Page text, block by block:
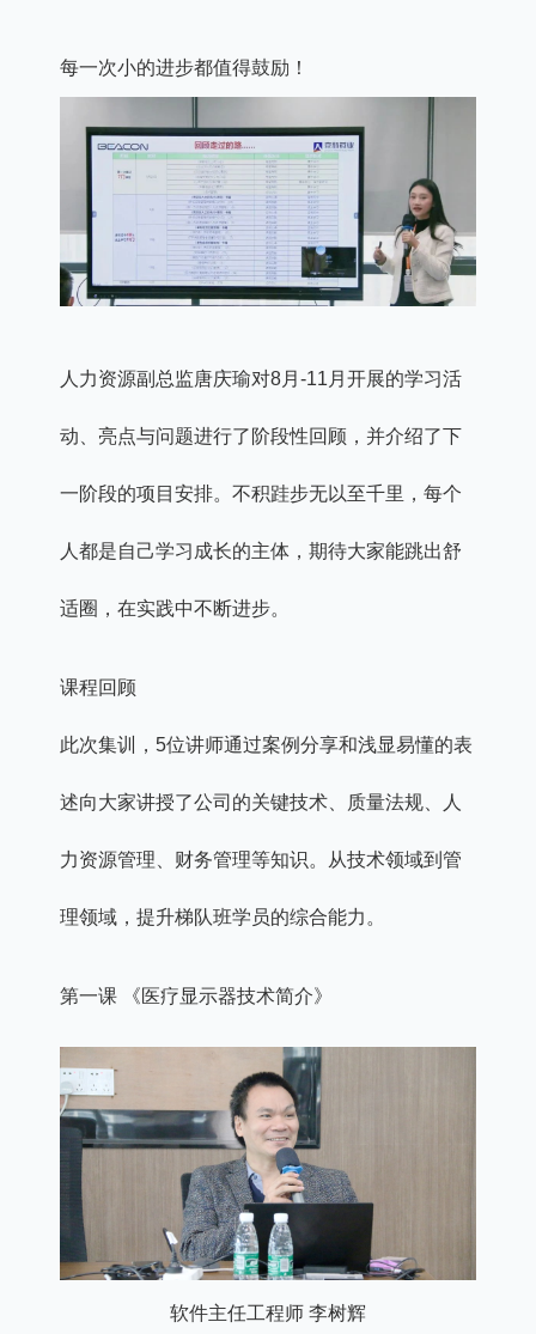
每一次小的进步都值得鼓励！
人力资源副总监唐庆瑜对8月-11月开展的学习活
动、亮点与问题进行了阶段性回顾，并介绍了下
一阶段的项目安排。不积跬步无以至千里，每个
人都是自己学习成长的主体，期待大家能跳出舒
适圈，在实践中不断进步。
课程回顾
此次集训，5位讲师通过案例分享和浅显易懂的表
述向大家讲授了公司的关键技术、质量法规、人
力资源管理、财务管理等知识。从技术领域到管
理领域，提升梯队班学员的综合能力。
第一课 《医疗显示器技术简介》
软件主任工程师 李树辉